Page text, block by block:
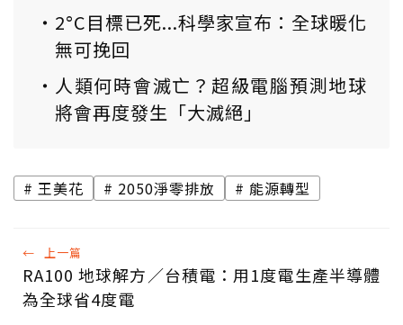
2°C目標已死...科學家宣布：全球暖化
無可挽回
人類何時會滅亡？超級電腦預測地球
將會再度發生「大滅絕」
王美花 2050淨零排放 能源轉型
← 上一篇
RA100 地球解方／台積電：用1度電生產半導體
為全球省4度電